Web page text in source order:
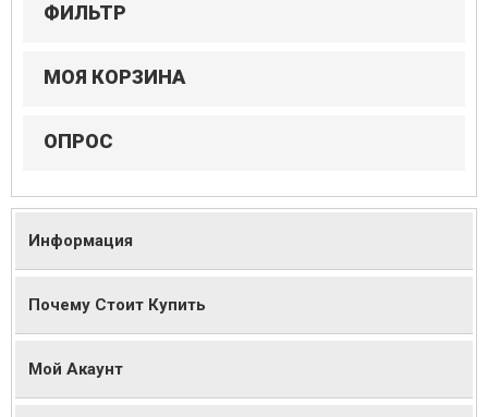
ФИЛЬТР
МОЯ КОРЗИНА
ОПРОС
Информация
Почему Стоит Купить
Мой Акаунт